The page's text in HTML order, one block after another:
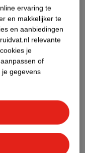
geen Nature
ervaring te
en makkelijker te
en aanbiedingen
relevante
je
of
gegevens